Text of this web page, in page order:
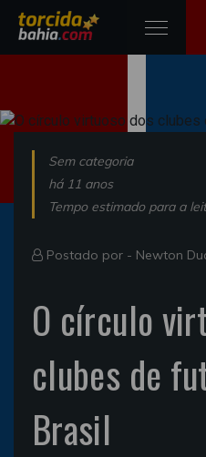
Sem categoria
há 11 anos
Tempo estimado para a
Postado por - Newton
O círculo
clubes de
Brasil